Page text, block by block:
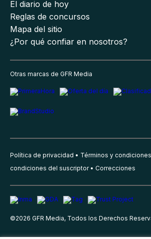
El diario de hoy
Reglas de concursos
Mapa del sitio
¿Por qué confiar en nosotros?
Otras marcas de GFR Media
Política de privacidad Términos y condiciones
condiciones del suscriptor
Correcciones
©2026 GFR Media, Todos los Derechos